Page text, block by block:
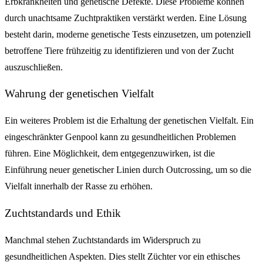
durch unachtsame Zuchtpraktiken verstärkt werden. Eine Lösung
besteht darin, moderne genetische Tests einzusetzen, um potenziell
betroffene Tiere frühzeitig zu identifizieren und von der Zucht
auszuschließen.
Wahrung der genetischen Vielfalt
Ein weiteres Problem ist die Erhaltung der genetischen Vielfalt. Ein
eingeschränkter Genpool kann zu gesundheitlichen Problemen
führen. Eine Möglichkeit, dem entgegenzuwirken, ist die
Einführung neuer genetischer Linien durch Outcrossing, um so die
Vielfalt innerhalb der Rasse zu erhöhen.
Zuchtstandards und Ethik
Manchmal stehen Zuchtstandards im Widerspruch zu
gesundheitlichen Aspekten. Dies stellt Züchter vor ein ethisches